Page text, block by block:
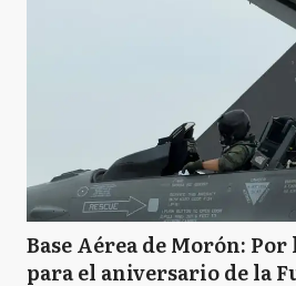
Base Aérea de Morón:
para el aniversario de la